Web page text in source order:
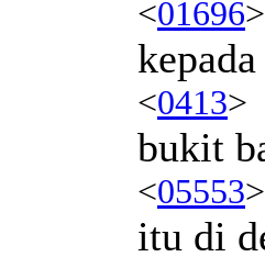
<01696>
kepada
<0413>
bukit
<05553>
itu di